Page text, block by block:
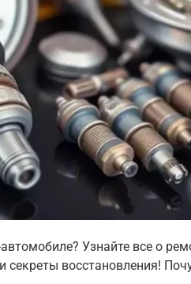
Узнайте все о
секреты восстановления!